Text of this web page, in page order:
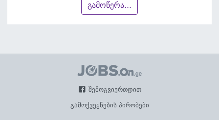
გამოწერა...
შემოგვიერთდით
გამოქვეყნების პირობები